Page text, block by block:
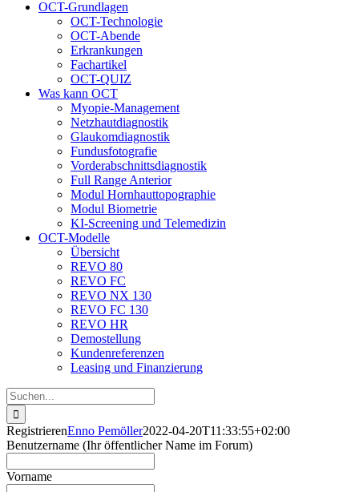
OCT-Grundlagen
OCT-Technologie
OCT-Abende
Erkrankungen
Fachartikel
OCT-QUIZ
Was kann OCT
Myopie-Management
Netzhautdiagnostik
Glaukomdiagnostik
Fundusfotografie
Vorderabschnittsdiagnostik
Full Range Anterior
Modul Hornhauttopographie
Modul Biometrie
KI-Screening und Telemedizin
OCT-Modelle
Übersicht
REVO 80
REVO FC
REVO NX 130
REVO FC 130
REVO HR
Demostellung
Kundenreferenzen
Leasing und Finanzierung
Suche
nach:
RegistrierenEnno Pemöller2022-04-20T11:33:55+02:00
Benutzername (Ihr öffentlicher Name im Forum)
Vorname